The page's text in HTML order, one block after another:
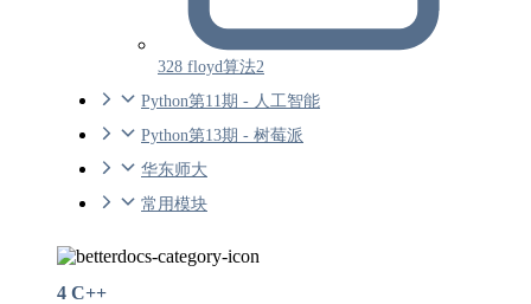
328 floyd算法2
Python第11期 - 人工智能
Python第13期 - 树莓派
华东师大
常用模块
4 C++